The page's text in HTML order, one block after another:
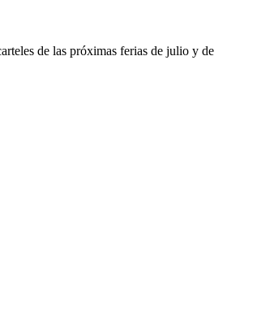
de las próximas ferias de julio y de